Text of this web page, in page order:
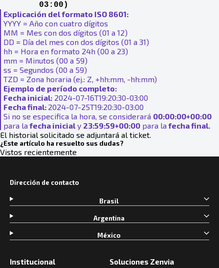
03:00)
Explicación del formato ISO 8601:
YYYY = Año con cuatro dígitos
MM = Mes con dos dígitos (01 a 12)
DD = Día del mes con dos dígitos (01 a 31)
hh = Hora en formato 24h (00 a 23)
mm = Minutos (00 a 59)
ss = Segundos (00 a 59)
TZD = Zona horaria (ej.: Z, +hh:mm, -hh:mm)
Ejemplo de período completo:
Fecha inicial: 2024-07-16T19:20:30-03:00
Fecha final: 2024-07-25T19:20:30-03:00
Si no se especifica la hora, se considerará 00:00:00+00:00
para la fecha inicial y 23:59:59+00:00 para la fecha final.
El historial solicitado se adjuntará al ticket.
¿Este artículo ha resuelto sus dudas?
Vistos recientemente
Institucional Soluciones Zenvia
Dirección de contacto
Brasil
Argentina
México